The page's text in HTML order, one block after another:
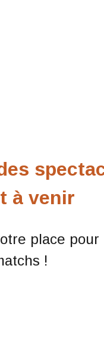
à venir
place pour
!